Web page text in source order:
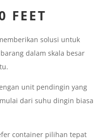
FEET
solusi untuk
dalam skala besar
unit pendingin yang
dari suhu dingin biasa
container pilihan tepat